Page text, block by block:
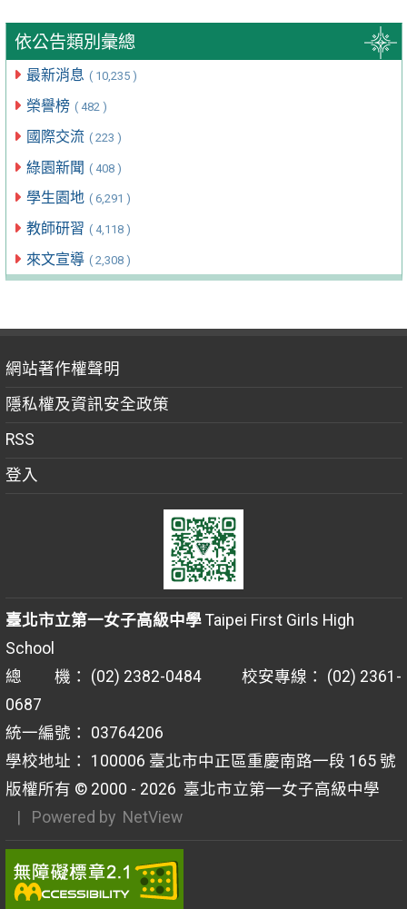
依公告類別彙總
最新消息 ( 10,235 )
榮譽榜 ( 482 )
國際交流 ( 223 )
綠園新聞 ( 408 )
學生園地 ( 6,291 )
教師研習 ( 4,118 )
來文宣導 ( 2,308 )
網站著作權聲明
隱私權及資訊安全政策
RSS
登入
臺北市立第一女子高級中學Taipei First Girls High
School
總 機： (02) 2382-0484 校安專線： (02) 2361-
0687
統一編號： 03764206
學校地址： 100006 臺北市中正區重慶南路一段 165 號
版權所有 © 2000 - 2026 臺北市立第一女子高級中學
| Powered by NetView